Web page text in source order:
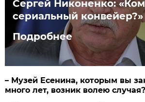
Сергей Никоненко:
сериальный конвейер?»
Подробнее
– Музей Есенина, которым вы
много лет, возник волею случая?